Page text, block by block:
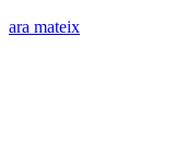
ara mateix